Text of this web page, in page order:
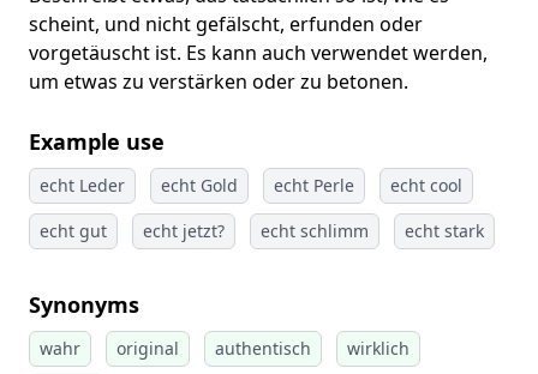
scheint, und nicht gefälscht, erfunden oder
vorgetäuscht ist. Es kann auch verwendet werden,
um etwas zu verstärken oder zu betonen.
Example use
echt Leder echt Gold echt Perle
echt cool
echt gut
echt jetzt? echt schlimm echt stark
Synonyms
wahr original authentisch
wirklich